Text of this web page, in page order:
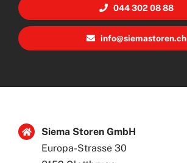
044 302 08 88
info@siemastoren.ch
Siema Storen GmbH
Europa-Strasse 30